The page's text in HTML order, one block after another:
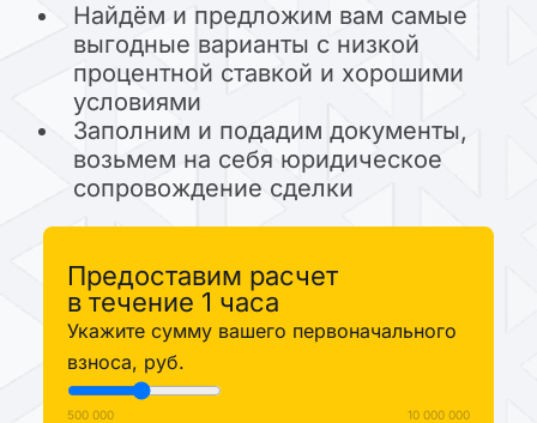
Найдём и предложим вам самые
выгодные варианты с низкой
процентной ставкой и хорошими
условиями
Заполним и подадим документы,
возьмем на себя юридическое
сопровождение сделки
Предоставим расчет
в течение 1 часа
Укажите сумму вашего первоначального
взноса, руб.
500 000 10 000 000